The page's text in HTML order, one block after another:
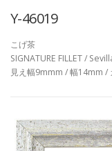
Y-46019
こげ茶
SIGNATURE FILLET /
見え幅9mmm / 幅14mm /